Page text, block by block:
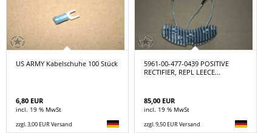
US ARMY Kabelschuhe 100 Stück
6,80 EUR
incl. 19 % MwSt
zzgl. 3,00 EUR Versand
5961-00-477-0439 POSITIVE
RECTIFIER, REPL LEECE...
85,00 EUR
incl. 19 % MwSt
zzgl. 9,50 EUR Versand